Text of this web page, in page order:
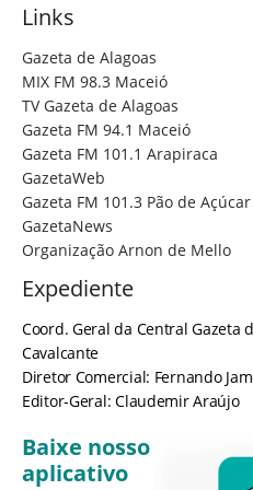
Links
Gazeta de Alagoas
MIX FM 98.3 Maceió
TV Gazeta de Alagoas
Gazeta FM 94.1 Maceió
Gazeta FM 101.1 Arapiraca
GazetaWeb
Gazeta FM 101.3 Pão de Açúcar
GazetaNews
Organização Arnon de Mello
Expediente
Coord. Geral da Central Gazeta
Cavalcante
Diretor Comercial: Fernando
Editor-Geral: Claudemir Araújo
Baixe nosso
aplicativo